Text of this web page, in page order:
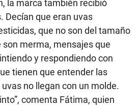
la marca también recibió
Decían que eran uvas
que no son del tamaño
son merma, mensajes que
y respondiendo con
tienen que entender las
no llegan con un molde.
comenta Fátima, quien